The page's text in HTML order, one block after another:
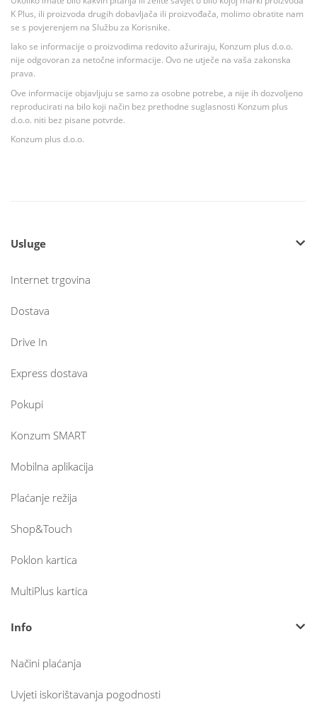
K Plus, ili proizvoda drugih dobavljača ili proizvođača, molimo obratite nam
se s povjerenjem na Službu za Korisnike.
Iako se informacije o proizvodima redovito ažuriraju, Konzum plus d.o.o.
nije odgovoran za netočne informacije. Ovo ne utječe na vaša zakonska
prava.
Ove informacije objavljuju se samo za osobne potrebe, a nije ih dozvoljeno
reproducirati na bilo koji način bez prethodne suglasnosti Konzum plus
d.o.o. niti bez pisane potvrde.
Konzum plus d.o.o.
Usluge
Internet trgovina
Dostava
Drive In
Express dostava
Pokupi
Konzum SMART
Mobilna aplikacija
Plaćanje režija
Shop&Touch
Poklon kartica
MultiPlus kartica
Info
Načini plaćanja
Uvjeti iskorištavanja pogodnosti